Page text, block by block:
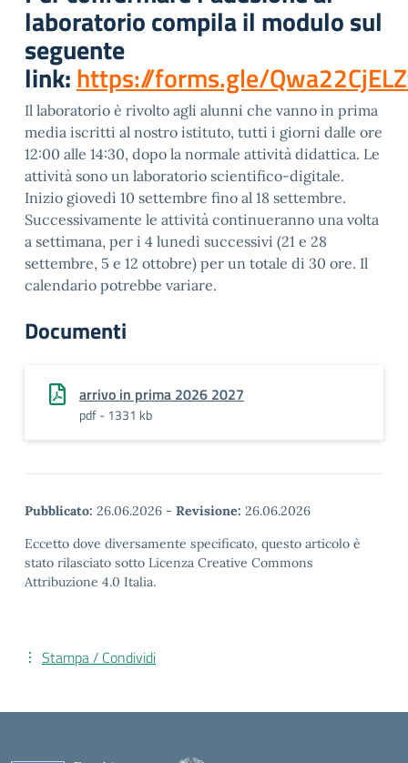
laboratorio compila il modulo sul
seguente
link:https://forms.gle/
Il laboratorio è rivolto agli alunni che vanno in prima
media iscritti al nostro istituto, tutti i giorni dalle ore
12:00 alle 14:30, dopo la normale attività didattica. Le
attività sono un laboratorio scientifico-digitale.
Inizio giovedì 10 settembre fino al 18 settembre.
Successivamente le attività continueranno una volta
a settimana, per i 4 lunedì successivi (21 e 28
settembre, 5 e 12 ottobre) per un totale di 30 ore. Il
calendario potrebbe variare.
Documenti
arrivo in prima 2026 2027
pdf - 1331 kb
Pubblicato: 26.06.2026 - Revisione: 26.06.2026
Eccetto dove diversamente specificato, questo articolo è
stato rilasciato sotto Licenza Creative Commons
Attribuzione 4.0 Italia.
Stampa / Condividi